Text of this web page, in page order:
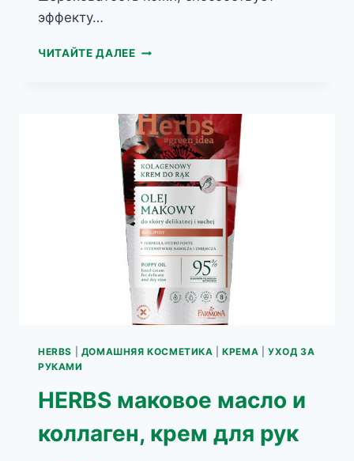
эффекту…
ЧИТАЙТЕ ДАЛЕЕBIOMEA
РУК
С
СОКОМ
АЛОЭ
HERBS ДОМАШНЯЯ КОСМЕТИКА |КРЕМА |УХОД ЗА
РУКАМИ
HERBS маковое масло и
коллаген, крем для рук